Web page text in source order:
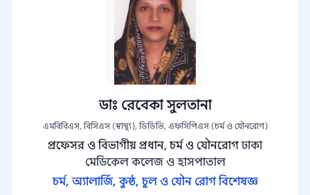
ডাঃ রেবেকা সুলতানা
এমবিবিএস, বিসিএস (স্বাস্থ্য), ডিডিভি, এফসিপিএস (চর্ম ও যৌনরোগ)
প্রফেসর ও বিভাগীয় প্রধান, চর্ম ও যৌনরোগ ঢাকা
মেডিকেল কলেজ ও হাসপাতাল
চর্ম, অ্যালার্জি, কুষ্ঠ, চুল ও যৌন রোগ বিশেষজ্ঞ